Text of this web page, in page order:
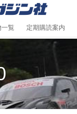
覧 定期購読案内